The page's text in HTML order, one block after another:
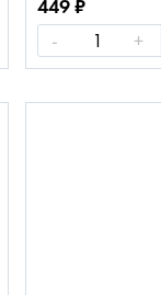
449₽
- +